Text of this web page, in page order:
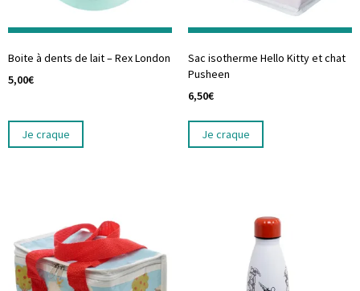
Boite à dents de lait – Rex London
5,00€
Je craque
Sac isotherme Hello Kitty et chat
Pusheen
6,50€
Je craque